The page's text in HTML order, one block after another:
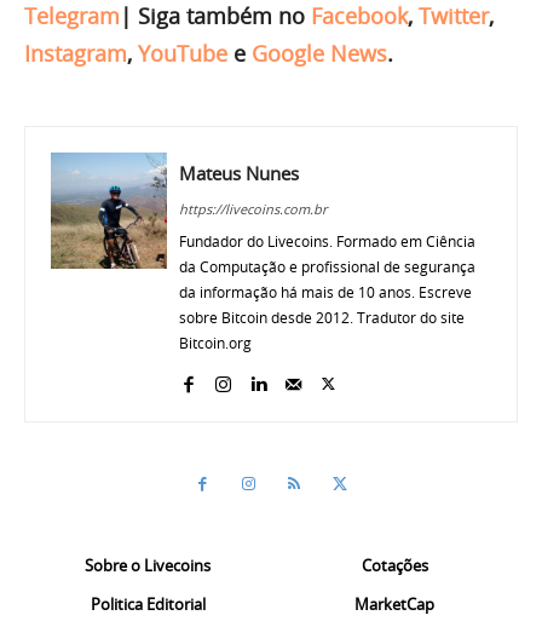
Telegram | Siga também no Facebook, Twitter,
Instagram, YouTube e Google News.
Mateus Nunes
https://livecoins.com.br
Fundador do Livecoins. Formado em Ciência
da Computação e profissional de segurança
da informação há mais de 10 anos. Escreve
sobre Bitcoin desde 2012. Tradutor do site
Bitcoin.org
Sobre o Livecoins
Politica Editorial
Cotações
MarketCap